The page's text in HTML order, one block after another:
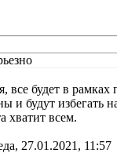
все будет в
и будут избегать
хватит всем.
27.01.2021, 11:57